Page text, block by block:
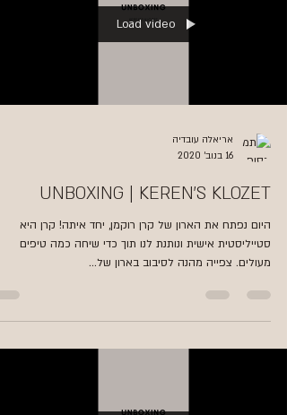
Load video
אריאלה עובדיה
16 בנוב׳ 2020
UNBOXING | KEREN’S KLOZET
היום נפתח את הארון של קרן רוקמן, יחד איתה! קרן היא
סטייליסטית אישית ונותנת לנו תוך כדי שיחה כמה טיפים
מעולים. צפייה מהנה לסיבוב בארון של...